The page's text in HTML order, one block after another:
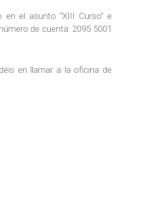
en el asunto “XIII Curso” e
de cuenta: 2095 5001
en llamar a la oficina de